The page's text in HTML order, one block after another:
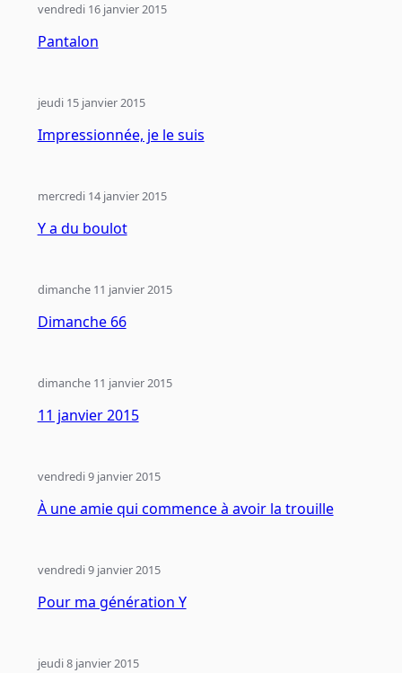
Pantalon
vendredi 16 janvier 2015
Impressionnée, je le suis
jeudi 15 janvier 2015
Y a du boulot
mercredi 14 janvier 2015
Dimanche 66
dimanche 11 janvier 2015
11 janvier 2015
dimanche 11 janvier 2015
À une amie qui commence à avoir la trouille
vendredi 9 janvier 2015
Pour ma génération Y
vendredi 9 janvier 2015
jeudi 8 janvier 2015